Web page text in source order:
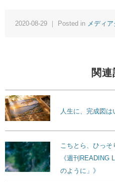
2020-08-29 ｜ Posted in メディ
関
人生に、完成図は
こちとら、ひっ
《週刊READING
のように」》